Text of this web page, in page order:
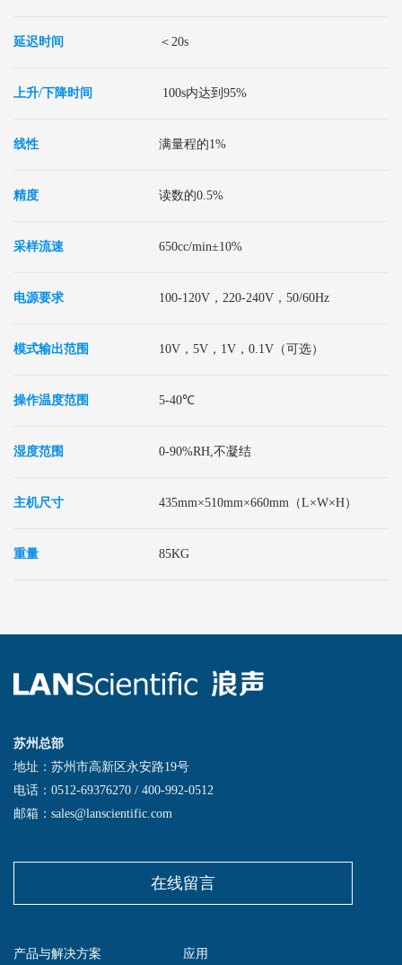
延迟时间 ＜20s
上升/下降时间 100s内达到95%
线性 满量程的1%
精度 读数的0.5%
采样流速 650cc/min±10%
电源要求 100-120V，220-240V，50/60Hz
模式输出范围 10V，5V，1V，0.1V（可选）
操作温度范围 5-40℃
湿度范围 0-90%RH,不凝结
主机尺寸 435mm×510mm×660mm（L×W×H）
重量 85KG
苏州总部
地址：苏州市高新区永安路19号
电话：0512-69376270 / 400-992-0512
邮箱：sales@lanscientific.com
在线留言
产品与解决方案 应用